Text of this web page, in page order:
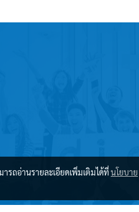
รถอ่านรายละเอียดเพิ่มเติมได้ที่นโยบาย